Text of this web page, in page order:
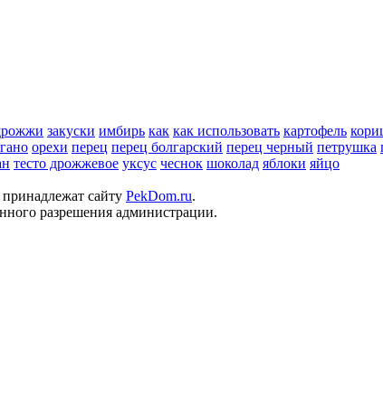
закуски имбирь как как использовать картофель
орехи перец перец болгарский перец черный петрушка
тесто дрожжевое уксус чеснок шоколад яблоки яйцо
сайту PekDom.ru.
разрешения администрации.